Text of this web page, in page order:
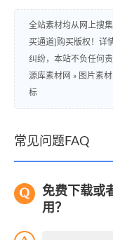
全站素材均从网上搜
买通道]购买版权！详
纠纷，本站不负任何责
源库素材网 » 图片素
标
常见问题FAQ
免费下载或
用？